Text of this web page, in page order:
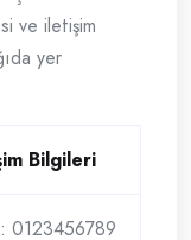
ve iletişim
yer
Bilgileri
0123456789